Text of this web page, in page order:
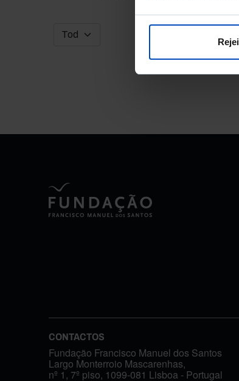
CONTACTOS
Fundação Francisco Manuel dos Santos
Largo Monterroio Mascarenhas,
nº 1, 7º piso, 1099-081 Lisboa - Portugal